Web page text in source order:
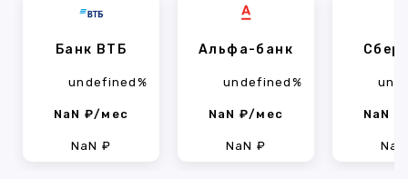
Банк ВТБ
undefined%
NaN ₽/мес
NaN ₽
Альфа-банк
undefined%
NaN ₽/мес
NaN ₽
NaN